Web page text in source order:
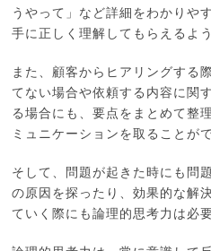
うやって」など詳細をわかりや
手に正しく理解してもらえるよ
また、顧客からヒアリングする
てない場合や依頼する内容に関
る場合にも、要点をまとめて整
ミュニケーションを取ることが
そして、問題が起きた時にも問
の原因を探ったり、効果的な解
ていく際にも論理的思考力は必